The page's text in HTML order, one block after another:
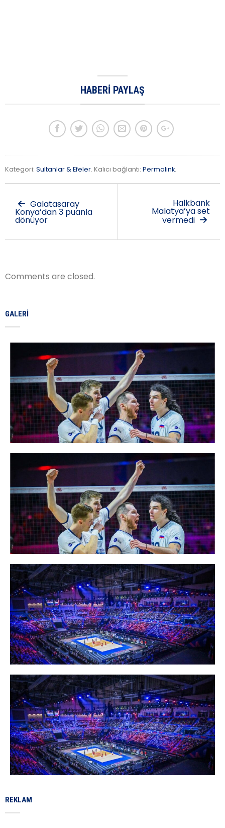
HABERI PAYLAŞ
Kategori: Sultanlar & Efeler. Kalıcı bağlantı: Permalink.
Galatasaray
Konya’dan 3 puanla
dönüyor
Halkbank
Malatya’ya set
vermedi
Comments are closed.
GALERI
REKLAM